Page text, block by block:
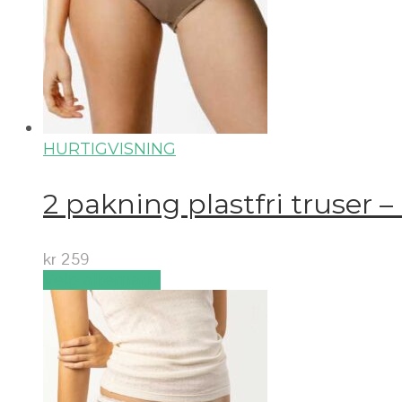
HURTIGVISNING
2 pakning plastfri truser
kr 259